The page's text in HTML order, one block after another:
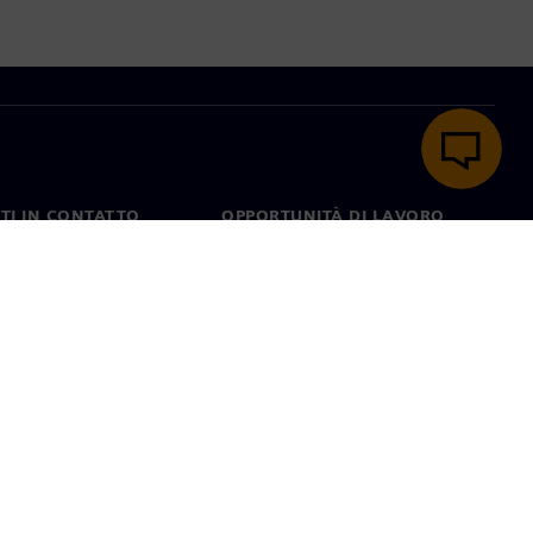
IN CONTATTO OPPORTUNITÀ DI LAVORO